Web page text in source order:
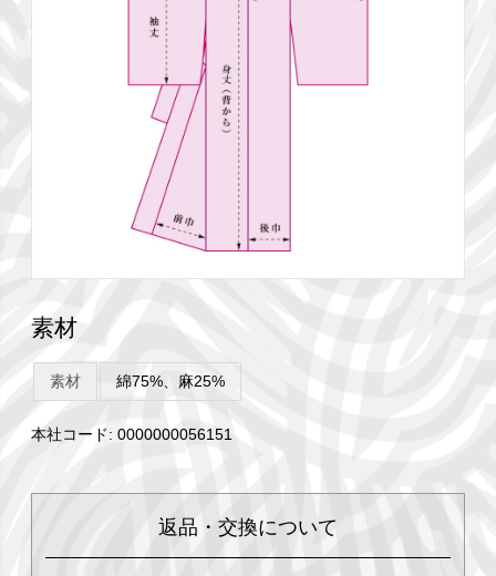
素材
素材 綿75%、麻25%
本社コード: 0000000056151
返品・交換について